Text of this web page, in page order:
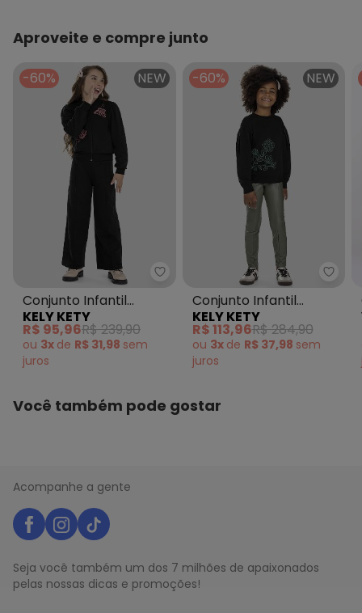
Forro: Não
Cinto: Não acompanha
Decote Frente : Redondo
Fornecedor: OLIVER COMERCIO DIGITAL LTDA / CNPJ
42.116.634/0001-54
Feito: BRASIL
Cuidados para conservação do produto: NÃO USAR
SECADORA, LAVA EM MODO DELICADO
Tecido: Moletom
Composição: 100% algodão
Histórico de preços
O preço apresentado abaixo é o menor oferecido em
algum dia do mês, para o menor tamanho disponível.
agosto/2026
N/D*
julho/2026 N/D*
junho/2026
maio/2026
abril/2026
março/2026 N/D*
fevereiro/2026
Aproveite e compre junto
-60% NEW
Kely Kety - Conjunto Infantil
Conjunto Infantil
Menina Jaqueta e
Calça em Moletom
Preto
KELY KETY
R$ 95,96R$ 239,90
ou 3x de R$ 31,98 sem
juros
-60% NEW
Kely
Conjunto Infantil
Menina Blusão e
Legging Montaria Preto
KELY KETY
R$ 113,96R$ 284,90
ou 3x de R$ 37,98 sem
juros
Você também pode gostar
Acompanhe a gente
Seja você também um dos 7 milhões de apaixonados
pelas nossas dicas e promoções!